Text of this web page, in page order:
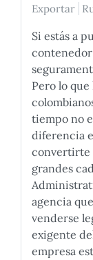
Exportar
Si estás a
contenedor
Pero lo
tiempo no
diferencia
convertirte
grandes
agencia
venderse
exigente
empresa